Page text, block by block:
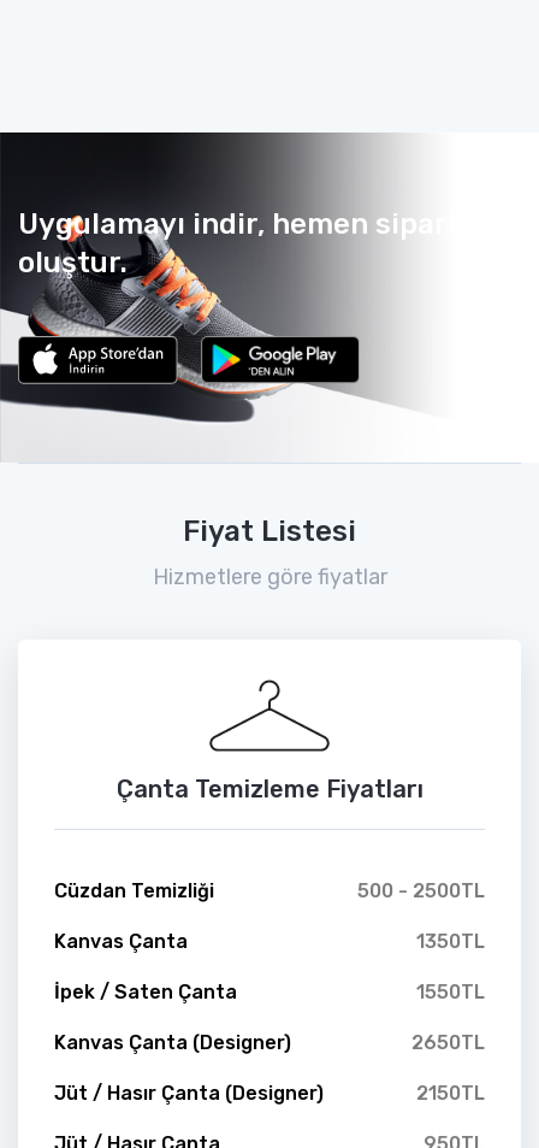
Uygulamayı indir, hemen sipariş
oluştur.
Fiyat Listesi
Hizmetlere göre fiyatlar
Çanta Temizleme Fiyatları
Cüzdan Temizliği 500 - 2500TL
Kanvas Çanta 1350TL
İpek / Saten Çanta 1550TL
Kanvas Çanta (Designer) 2650TL
Jüt / Hasır Çanta (Designer) 2150TL